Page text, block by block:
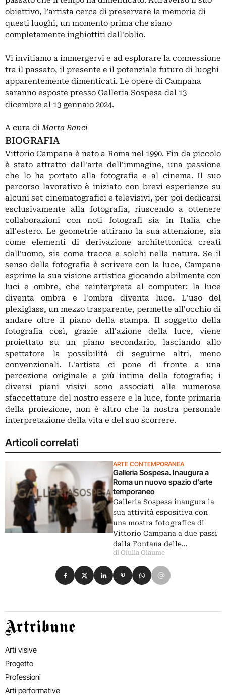
obiettivo, l’artista cerca di preservare la memoria di
questi luoghi, un momento prima che siano
completamente inghiottiti dall'oblio.
Vi invitiamo a immergervi e ad esplorare la connessione
tra il passato, il presente e il potenziale futuro di luoghi
apparentemente dimenticati. Le opere di Campana
saranno esposte presso Galleria Sospesa dal 13
dicembre al 13 gennaio 2024.
A cura diMarta Banci
BIOGRAFIA
Vittorio Campana è nato a Roma nel 1990. Fin da piccolo
è stato attratto dall'arte dell'immagine, una passione
che lo ha portato alla fotografia e al cinema. Il suo
percorso lavorativo è iniziato con brevi esperienze su
alcuni set cinematografici e televisivi, per poi dedicarsi
esclusivamente alla fotografia, riuscendo a ottenere
collaborazioni con noti fotografi sia in Italia che
all'estero. Le geometrie attirano la sua attenzione, sia
come elementi di derivazione architettonica creati
dall'uomo, sia come tracce e solchi nella natura. Se il
senso della fotografia è scrivere con la luce, Campana
esprime la sua visione artistica giocando abilmente con
luci e ombre, che reinterpreta al computer: la luce
diventa ombra e l'ombra diventa luce. L'uso del
plexiglass, un mezzo trasparente, permette all'occhio di
andare oltre il piano della stampa. Il soggetto della
fotografia così, grazie all'azione della luce, viene
proiettato su un piano secondario, lasciando allo
spettatore la possibilità di seguirne altri, meno
convenzionali. L'artista ci pone di fronte a una
percezione originale e più intima della fotografia; i
diversi piani visivi sono associati alle numerose
sfaccettature del nostro essere e la luce, fonte primaria
della proiezione, non è altro che la nostra personale
interpretazione della vita e del suo scorrere.
Articoli correlati
ARTE CONTEMPORANEA
Galleria Sospesa. Inaugura a
Roma un nuovo spazio d’arte
temporaneo
Galleria Sospesa inaugura la
sua attività espositiva con
una mostra fotografica di
Vittorio Campana a due passi
dalla Fontana delle…
di Giulia Giaume
Condividi su Facebook
Condividi su X
Condividi su LinkedIn
Condividi su Pinterest
Condividi su WhatsApp
Condividi su Email
Artribune
Arti visive
Progetto
Professioni
Arti performative